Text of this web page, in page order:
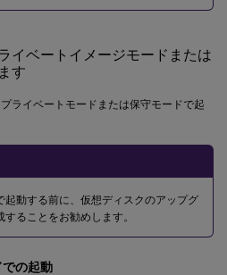
イベートイメージモードまたは
す
ライベートモードまたは保守モードで起
起動する前に、仮想ディスクのアップグ
ることをお勧めします。
の起動